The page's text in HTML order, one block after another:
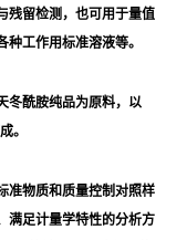
残留检测，也可用于量值
工作用标准溶液等。
冬酰胺纯品为原料，以
。
准物质和质量控制对照样
满足计量学特性的分析方